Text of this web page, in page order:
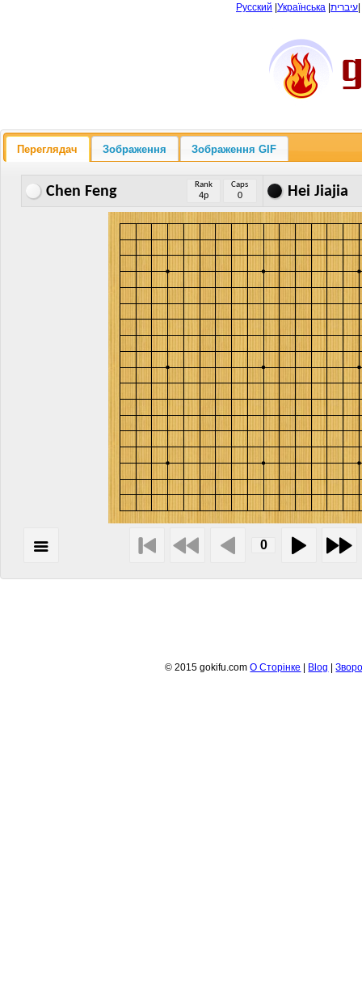
Русский Українська עיברית
Переглядач Зображення Зображення GIF
Chen Feng Rank
4p
Caps
0 Hei Jiajia
© 2015 gokifu.comО Сторiнке Blog |